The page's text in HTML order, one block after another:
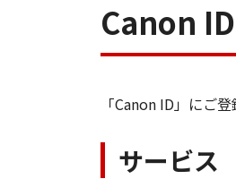
Canon
「Canon ID」にご
サービス